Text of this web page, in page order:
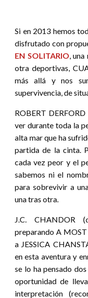
Si en 2013 hemos
disfrutado con
EN SOLITARIO,
otra deportivas,
más allá y nos
supervivencia, de
ROBERT
ver durante toda la
alta mar que ha
partida de la cinta.
cada vez peor y el
sabemos ni el
para sobrevivir a
una tras otra.
J.C. CHANDOR
preparando A
a JESSICA
en esta aventura y
se lo ha pensado
oportunidad de
interpretación